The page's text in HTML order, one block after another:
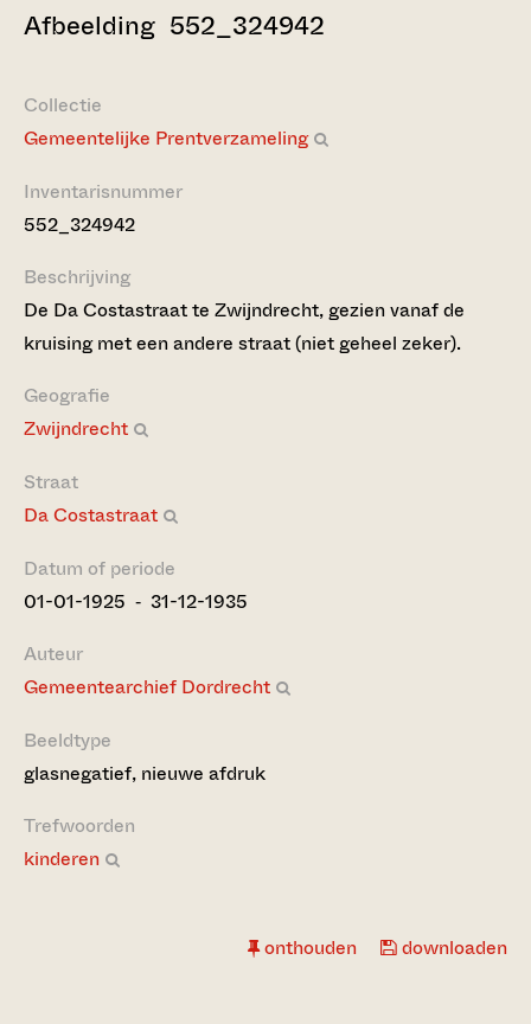
Afbeelding 552_324942
Collectie
Gemeentelijke Prentverzameling
Inventarisnummer
552_324942
Beschrijving
De Da Costastraat te Zwijndrecht, gezien vanaf de
kruising met een andere straat (niet geheel zeker).
Geografie
Zwijndrecht
Straat
Da Costastraat
Datum of periode
01-01-1925 ‐ 31-12-1935
Auteur
Gemeentearchief Dordrecht
Beeldtype
glasnegatief, nieuwe afdruk
Trefwoorden
kinderen
onthouden downloaden